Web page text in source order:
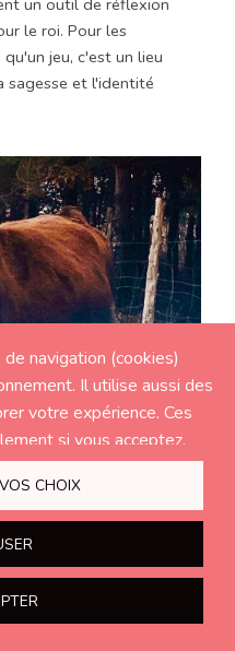
un outil de réflexion
le roi. Pour les
jeu, c'est un lieu
sagesse et l'identité
navigation (cookies)
Il utilise aussi des
votre expérience. Ces
si vous acceptez.
CHOIX